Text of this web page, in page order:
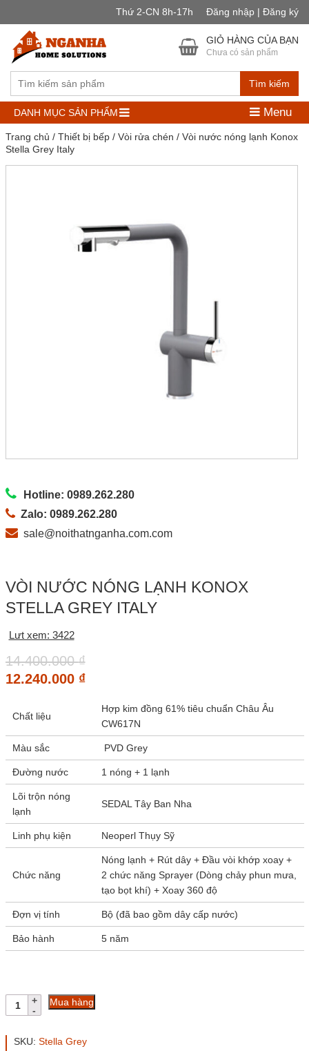
Thứ 2-CN 8h-17h Đăng nhập | Đăng ký
Tìm kiếm
GIỎ HÀNG CỦA BẠN
Chưa có sản phẩm
DANH MỤC SẢN PHẨM Menu
Trang chủ / Thiết bị bếp/ Vòi rửa chén / Vòi nước nóng lạnh Konox
Stella Grey Italy
Hotline: 0989.262.280
Zalo: 0989.262.280
sale@noithatnganha.com.com
VÒI NƯỚC NÓNG LẠNH KONOX
STELLA GREY ITALY
Lưt xem: 3422
14.400.000₫
12.240.000 ₫
Chất liệu
Hợp kim đồng 61% tiêu chuẩn Châu Âu
CW617N
Màu sắc PVD Grey
Đường nước 1 nóng + 1 lạnh
Lõi trộn nóng
lạnh
SEDAL Tây Ban Nha
Linh phụ kiện Neoperl Thụy Sỹ
Chức năng
Nóng lạnh + Rút dây + Đầu vòi khớp xoay +
2 chức năng Sprayer (Dòng chảy phun mưa,
tạo bọt khí) + Xoay 360 độ
Đợn vị tính Bộ (đã bao gồm dây cấp nước)
Bảo hành 5 năm
Vòi
nước
lạnh
Mua hàng
SKU: Stella Grey